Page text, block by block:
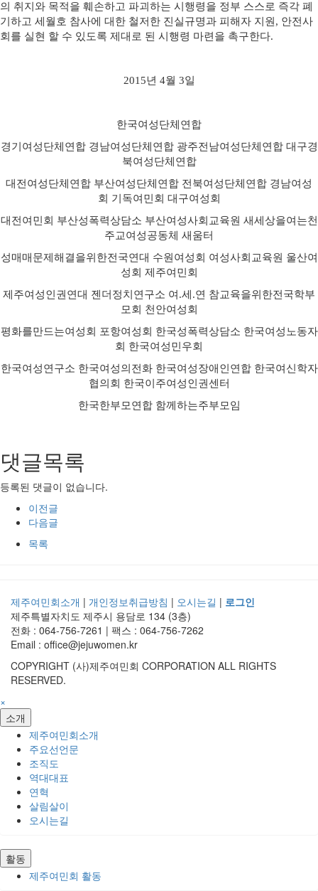
의 취지와 목적을 훼손하고 파괴하는 시행령을 정부 스스로 즉각 폐
기하고 세월호 참사에 대한 철저한 진실규명과 피해자 지원, 안전사
회를 실현 할 수 있도록 제대로 된 시행령 마련을 촉구한다.
2015년 4월 3일
한국여성단체연합
경기여성단체연합 경남여성단체연합 광주전남여성단체연합 대구경
북여성단체연합
대전여성단체연합 부산여성단체연합 전북여성단체연합 경남여성
회 기독여민회 대구여성회
대전여민회 부산성폭력상담소 부산여성사회교육원 새세상을여는천
주교여성공동체 새움터
성매매문제해결을위한전국연대 수원여성회 여성사회교육원 울산여
성회 제주여민회
제주여성인권연대 젠더정치연구소 여.세.연 참교육을위한전국학부
모회 천안여성회
평화를만드는여성회 포항여성회 한국성폭력상담소 한국여성노동자
회 한국여성민우회
한국여성연구소 한국여성의전화 한국여성장애인연합 한국여신학자
협의회 한국이주여성인권센터
한국한부모연합 함께하는주부모임
댓글목록
등록된 댓글이 없습니다.
이전글
다음글
목록
제주여민회소개 | 개인정보취급방침 | 오시는길 | 로그인
제주특별자치도 제주시 용담로 134 (3층)
전화 : 064-756-7261 | 팩스 : 064-756-7262
Email : office@jejuwomen.kr
COPYRIGHT (사)제주여민회 CORPORATION ALL RIGHTS
RESERVED.
×
소개
제주여민회소개
주요선언문
조직도
역대대표
연혁
살림살이
오시는길
활동
제주여민회 활동